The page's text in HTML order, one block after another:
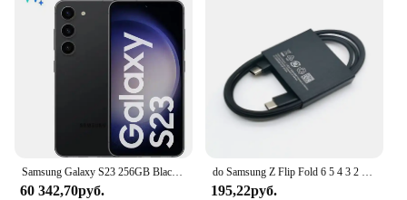
Samsung Galaxy S23 256GB Black 5G 8GB RAM 6,1 ”Triple Camera + Selfie 12MP Smartphone
60 342,70руб.
do Samsung Z Flip Fold 6 5 4 3 2 PD Charger 25W US Super Fast Charge Adapter do Galaxy S24 S23 S22 S21 S20 Note 20 Ultra 10 FE
195,22руб.